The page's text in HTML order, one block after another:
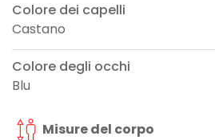
Colore dei capelli
Castano
Colore degli occhi
Blu
Misure del corpo